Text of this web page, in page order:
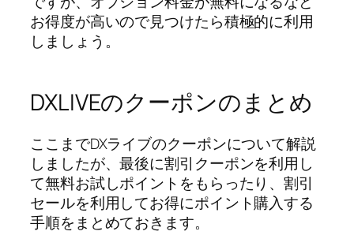
お得度が高いので見つけたら積極的に利用
しましょう。
DXLIVEのクーポンのまとめ
ここまでDXライブのクーポンについて解説
しましたが、最後に割引クーポンを利用し
て無料お試しポイントをもらったり、割引
セールを利用してお得にポイント購入する
手順をまとめておきます。